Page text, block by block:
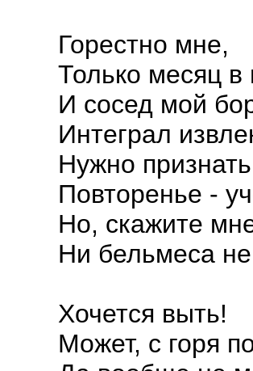
Горестно мне,
Только месяц
И сосед мой
Интеграл
Нужно
Повторенье -
Но, скажите
Ни бельмеса
Хочется выть!
Может, с горя